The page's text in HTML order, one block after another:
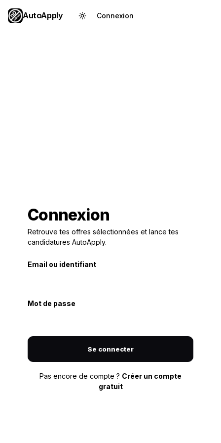
AutoApply Connexion
Connexion
Retrouve tes offres sélectionnées et lance tes
candidatures AutoApply.
Email ou identifiant
Mot de passe
Se connecter
Pas encore de compte ? Créer un compte
gratuit